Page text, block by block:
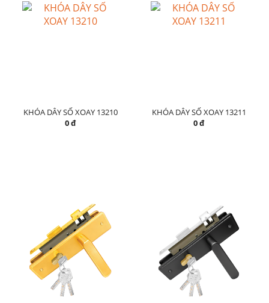
KHÓA DÂY SỐ XOAY 13210
0 đ
KHÓA DÂY SỐ XOAY 13211
0 đ